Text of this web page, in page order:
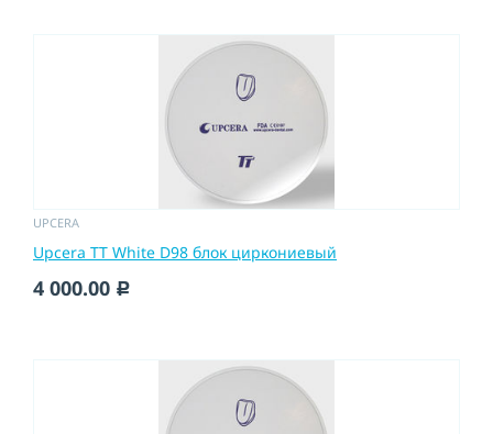
UPCERA
Upcera TT White D98 блок циркониевый
4 000.00 c